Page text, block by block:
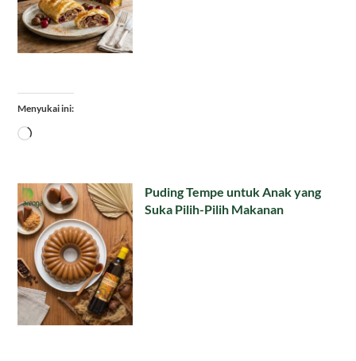
Menyukai ini:
Memuat...
Puding Tempe untuk Anak yang
Suka Pilih-Pilih Makanan